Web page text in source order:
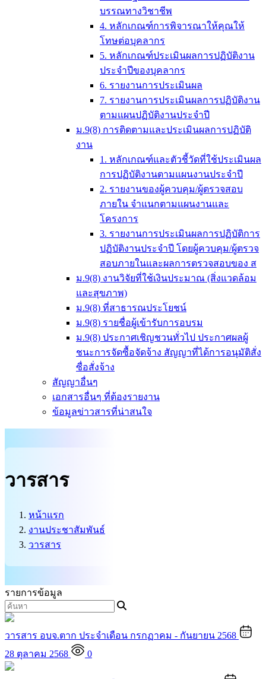
บรรณทางวิชาชีพ
4. หลักเกณฑ์การพิจารณาให้คุณให้
โทษต่อบุคลากร
5. หลักเกณฑ์ประเมินผลการปฏิบัติงาน
ประจำปีของบุคลากร
6. รายงานการประเมินผล
7. รายงานการประเมินผลการปฏิบัติงาน
ตามแผนปฏิบัติงานประจำปี
ม.9(8) การติดตามและประเมินผลการปฏิบัติ
งาน
1. หลักเกณฑ์และตัวชี้วัดที่ใช้ประเมินผล
การปฏิบัติงานตามแผนงานประจำปี
2. รายงานของผู้ควบคุม/ผู้ตรวจสอบ
ภายใน จำแนกตามแผนงานและ
โครงการ
3. รายงานการประเมินผลการปฏิบัติการ
ปฏิบัติงานประจำปี โดยผู้ควบคุม/ผู้ตรวจ
สอบภายในและผลการตรวจสอบของ ส
ม.9(8) งานวิจัยที่ใช้เงินประมาณ (สิ่งแวดล้อม
และสุขภาพ)
ม.9(8) ที่สาธารณประโยชน์
ม.9(8) รายชื่อผู้เข้ารับการอบรม
ม.9(8) ประกาศเชิญชวนทั่วไป ประกาศผลผู้
ชนะการจัดซื้อจัดจ้าง สัญญาที่ได้การอนุมัติสั่ง
ซื่อสั่งจ้าง
สัญญาอื่นๆ
เอกสารอื่นๆ ที่ต้องรายงาน
ข้อมูลข่าวสารที่น่าสนใจ
วารสาร
หน้าแรก
งานประชาสัมพันธ์
วารสาร
รายการข้อมูล
วารสาร อบจ.ตาก ประจำเดือน กรกฏาคม - กันยายน 2568
28 ตุลาคม 2568
0